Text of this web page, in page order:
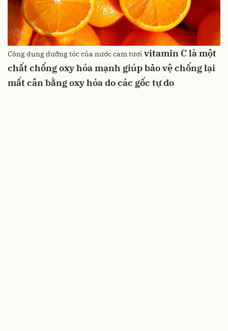
Công dụng dưỡng tóc của nước cam tươi vitamin C là một
chất chống oxy hóamạnh giúp bảo vệ chống lại
mất cân bằng oxy hóa do các gốc tự do